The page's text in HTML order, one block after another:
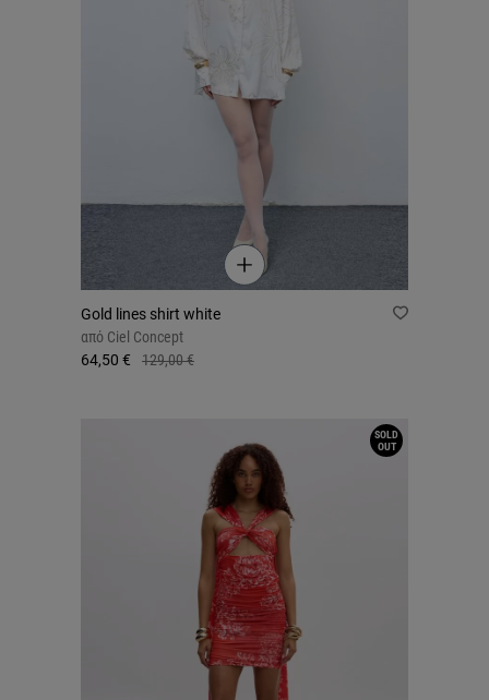
Gold lines shirt white
από Ciel Concept
64,50 €
129,00 €
SOLD
OUT